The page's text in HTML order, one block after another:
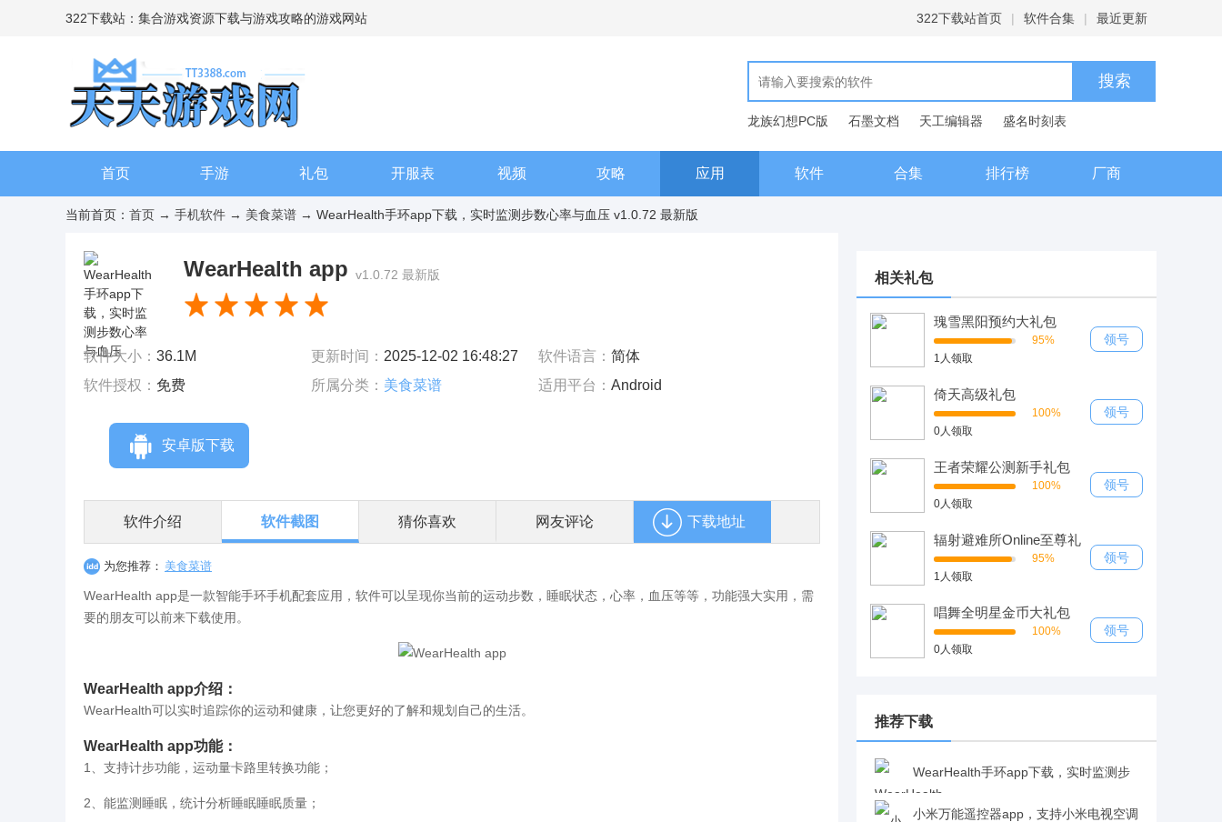
322下载站：集合游戏资源下载与游戏攻略的游戏网站 322下载站首页 | 软件合集 | 最近更新
龙族幻想PC版 石墨文档 天工编辑器
盛名时刻表
现代汉语词典
首页 手游 礼包 开服表 视频 攻略 应用 软件 合集 排行榜 厂商
当前首页： 首页 → 手机软件 → 美食菜谱 → WearHealth手环app下载，实时监测步数心率与血压 v1.0.72 最新版
WearHealth app v1.0.72 最新版
软件大小： 36.1M 更新时间： 2025-12-02 16:48:27 软件语言： 简体
软件授权： 免费 所属分类： 美食菜谱 适用平台： Android
安卓版下载
软件介绍 软件截图 猜你喜欢 网友评论 下载地址
为您推荐： 美食菜谱
WearHealth app是一款智能手环手机配套应用，软件可以呈现你当前的运动步数，睡眠状态，心率，血压等等，功能强大实用，需
要的朋友可以前来下载使用。
WearHealth app介绍：
WearHealth可以实时追踪你的运动和健康，让您更好的了解和规划自己的生活。
WearHealth app功能：
1、支持计步功能，运动量卡路里转换功能；
2、能监测睡眠，统计分析睡眠睡眠质量；
相关礼包
瑰雪黑阳预约大礼包
95%
1人领取
领号
倚天高级礼包
100%
0人领取
领号
王者荣耀公测新手礼包
100%
0人领取
领号
辐射避难所Online至尊礼
包
95%
1人领取
领号
唱舞全明星金币大礼包
100%
0人领取
领号
推荐下载
WearHealth手环app下载，实时监测步
数心率与血压v1.0.72 最新版
小米万能遥控器app，支持小米电视空调